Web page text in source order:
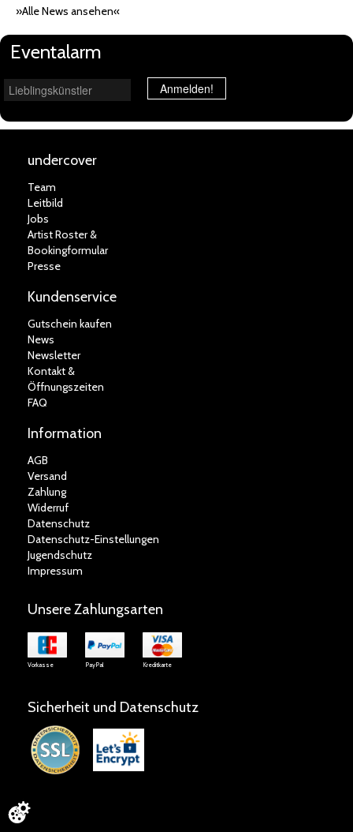
»Alle News ansehen«
Eventalarm
Lieblingskünstler
Anmelden!
undercover
Team
Leitbild
Jobs
Artist Roster &
Bookingformular
Presse
Kundenservice
Gutschein kaufen
News
Newsletter
Kontakt &
Öffnungszeiten
FAQ
Information
AGB
Versand
Zahlung
Widerruf
Datenschutz
Datenschutz-Einstellungen
Jugendschutz
Impressum
Unsere Zahlungsarten
Vorkasse PayPal Kreditkarte
Sicherheit und Datenschutz